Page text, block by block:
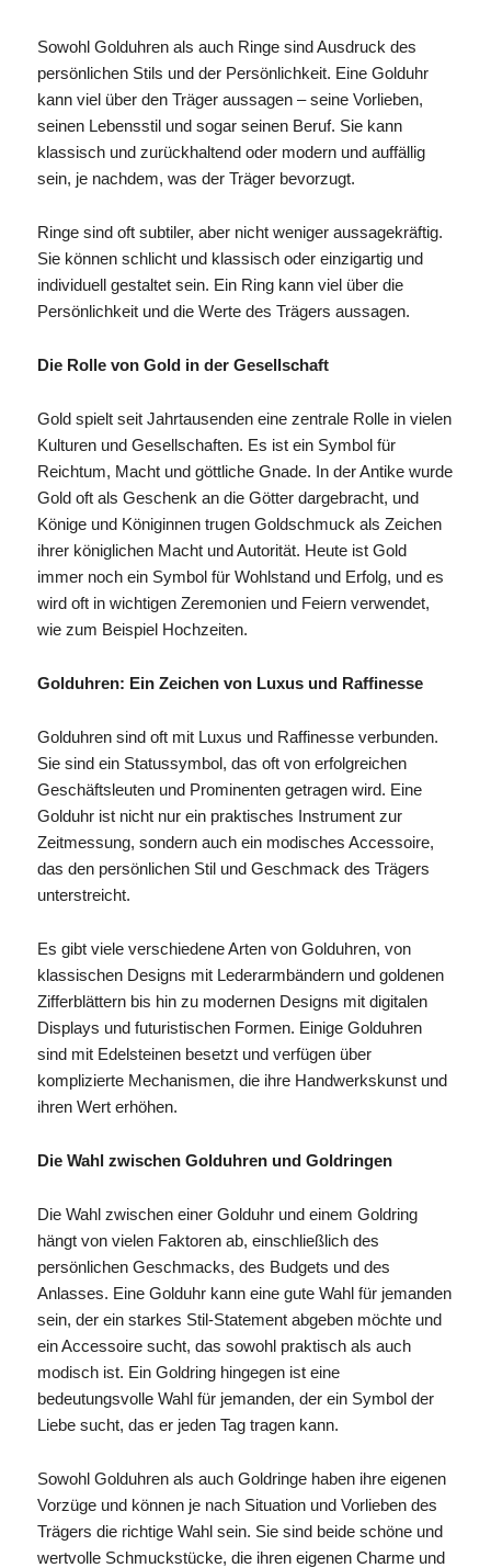
Sowohl Golduhren als auch Ringe sind Ausdruck des
persönlichen Stils und der Persönlichkeit. Eine Golduhr
kann viel über den Träger aussagen – seine Vorlieben,
seinen Lebensstil und sogar seinen Beruf. Sie kann
klassisch und zurückhaltend oder modern und auffällig
sein, je nachdem, was der Träger bevorzugt.
Ringe sind oft subtiler, aber nicht weniger aussagekräftig.
Sie können schlicht und klassisch oder einzigartig und
individuell gestaltet sein. Ein Ring kann viel über die
Persönlichkeit und die Werte des Trägers aussagen.
Die Rolle von Gold in der Gesellschaft
Gold spielt seit Jahrtausenden eine zentrale Rolle in vielen
Kulturen und Gesellschaften. Es ist ein Symbol für
Reichtum, Macht und göttliche Gnade. In der Antike wurde
Gold oft als Geschenk an die Götter dargebracht, und
Könige und Königinnen trugen Goldschmuck als Zeichen
ihrer königlichen Macht und Autorität. Heute ist Gold
immer noch ein Symbol für Wohlstand und Erfolg, und es
wird oft in wichtigen Zeremonien und Feiern verwendet,
wie zum Beispiel Hochzeiten.
Golduhren: Ein Zeichen von Luxus und Raffinesse
Golduhren sind oft mit Luxus und Raffinesse verbunden.
Sie sind ein Statussymbol, das oft von erfolgreichen
Geschäftsleuten und Prominenten getragen wird. Eine
Golduhr ist nicht nur ein praktisches Instrument zur
Zeitmessung, sondern auch ein modisches Accessoire,
das den persönlichen Stil und Geschmack des Trägers
unterstreicht.
Es gibt viele verschiedene Arten von Golduhren, von
klassischen Designs mit Lederarmbändern und goldenen
Zifferblättern bis hin zu modernen Designs mit digitalen
Displays und futuristischen Formen. Einige Golduhren
sind mit Edelsteinen besetzt und verfügen über
komplizierte Mechanismen, die ihre Handwerkskunst und
ihren Wert erhöhen.
Die Wahl zwischen Golduhren und Goldringen
Die Wahl zwischen einer Golduhr und einem Goldring
hängt von vielen Faktoren ab, einschließlich des
persönlichen Geschmacks, des Budgets und des
Anlasses. Eine Golduhr kann eine gute Wahl für jemanden
sein, der ein starkes Stil-Statement abgeben möchte und
ein Accessoire sucht, das sowohl praktisch als auch
modisch ist. Ein Goldring hingegen ist eine
bedeutungsvolle Wahl für jemanden, der ein Symbol der
Liebe sucht, das er jeden Tag tragen kann.
Sowohl Golduhren als auch Goldringe haben ihre eigenen
Vorzüge und können je nach Situation und Vorlieben des
Trägers die richtige Wahl sein. Sie sind beide schöne und
wertvolle Schmuckstücke, die ihren eigenen Charme und